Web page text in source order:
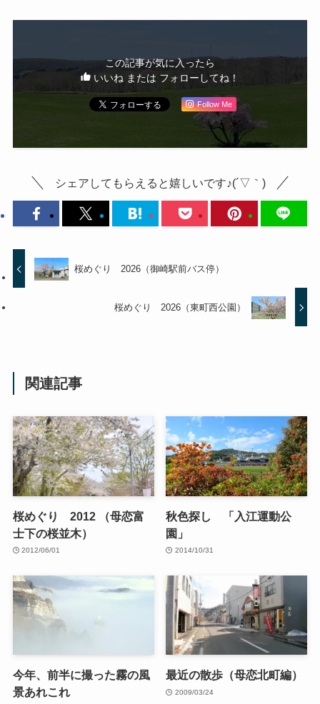
この記事が気に入ったら
いいね または フォローしてね！
Follow Me
シェアしてもらえると嬉しいです♪(´▽｀)
桜めぐり 2026（御崎駅前バス停）
桜めぐり 2026（東町西公園）
関連記事
桜めぐり 2012 （母恋富
士下の桜並木）
2012/06/01
秋色探し 「入江運動公
園」
2014/10/31
今年、前半に撮った霧の風
景あれこれ
最近の散歩（母恋北町編）
2009/03/24